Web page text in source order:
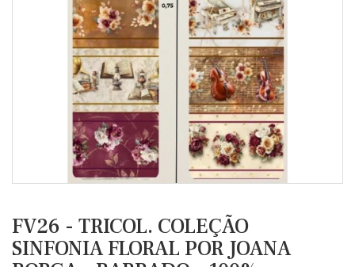
FV26 - TRICOL. COLEÇÃO
SINFONIA FLORAL POR JOANA